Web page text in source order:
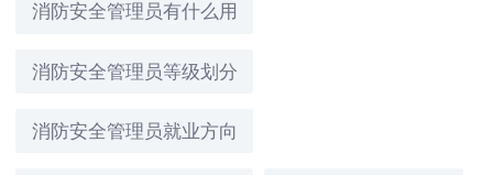
消防安全管理员有什么用
消防安全管理员等级划分
消防安全管理员就业方向